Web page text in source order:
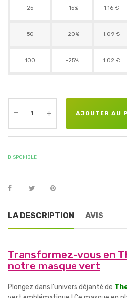
25 -15% 1.16 €
50 -20% 1.09 €
100 -25% 1.02 €
AJOUTER AU
DISPONIBLE
LA DESCRIPTION AVIS
Transformez-vous en
notre masque vert
Plongez dans l'univers déjanté de